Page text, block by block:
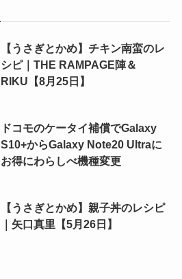
【うさぎとかめ】チキン南蛮のレ
シピ｜THE RAMPAGE陣＆
RIKU【8月25日】
ドコモのケータイ補償でGalaxy
S10+からGalaxy Note20 Ultraに
お得にわらしべ機種変更
【うさぎとかめ】親子丼のレシピ
｜矢口真里【5月26日】